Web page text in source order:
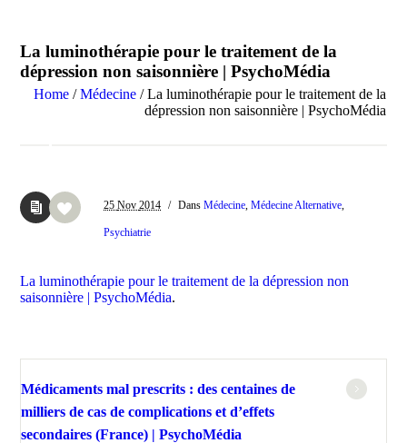
La luminothérapie pour le traitement de la
dépression non saisonnière | PsychoMédia
Home /Médecine /La luminothérapie pour le traitement de la
dépression non saisonnière | PsychoMédia
25Nov2014 / DansMédecine,Médecine Alternative,
Psychiatrie
La luminothérapie pour le traitement de la dépression non
saisonnière | PsychoMédia.
Médicaments mal prescrits : des centaines de
milliers de cas de complications et d’effets
secondaires (France) | PsychoMédia